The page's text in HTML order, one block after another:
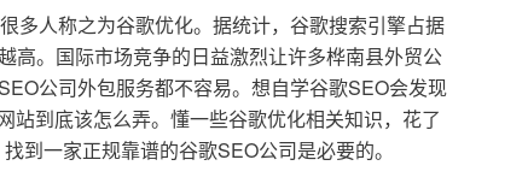
多人称之为谷歌优化。据统计，谷歌搜索引擎占据
高。国际市场竞争的日益激烈让许多桦南县外贸公
公司外包服务都不容易。想自学谷歌SEO会发现
到底该怎么弄。懂一些谷歌优化相关知识，花了
到一家正规靠谱的谷歌SEO公司是必要的。